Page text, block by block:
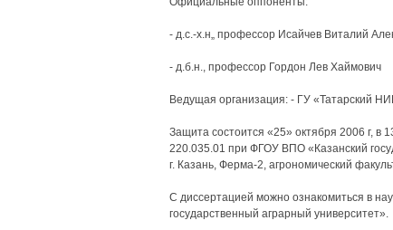
- д.с.-х.н„ профессор Исайчев Виталий
- д.б.н., профессор Гордон Лев Хаймович
Ведущая организация: - ГУ «Татарский
Защита состоится «25» октября 2006 г, в
220.035.01 при ФГОУ ВПО «Казанский
г. Казань, Ферма-2, агрономический
С диссертацией можно ознакомиться в
государственный аграрный университет».